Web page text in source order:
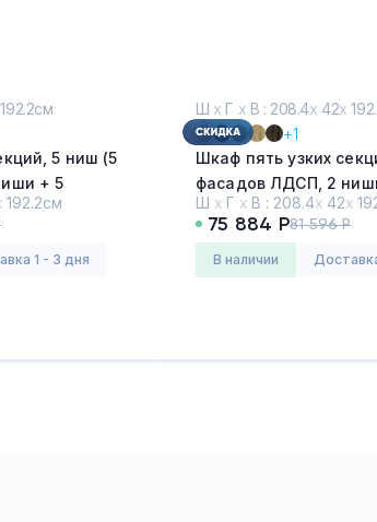
192.2см
5 ниш (5
+ 5
192.2см
1 - 3 дня
Ш х Г х В : 208.4х 42х
+1
Шкаф пять узких
фасадов ЛДСП, 2
фасадов стекло
раме, 2 ниши)
Дуб Винченцо -
Ш х Г х В : 208.4х 42х
Серия:Концепт
75 884 Р81 596 Р
в наличии